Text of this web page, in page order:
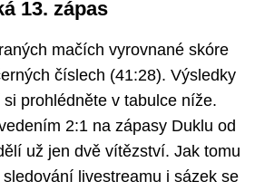
13. zápas
mačích vyrovnané skóre
číslech (41:28). Výsledky
prohlédněte v tabulce níže.
2:1 na zápasy Duklu od
už jen dvě vítězství. Jak tomu
livestreamu i sázek se